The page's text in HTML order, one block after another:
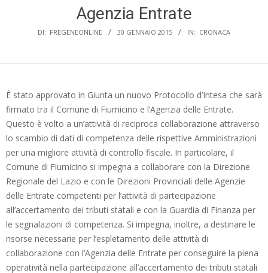
Agenzia Entrate
DI: FREGENEONLINE 30 GENNAIO 2015 IN: CRONACA
È stato approvato in Giunta un nuovo Protocollo d’Intesa che sarà
firmato tra il Comune di Fiumicino e l’Agenzia delle Entrate.
Questo è volto a un’attività di reciproca collaborazione attraverso
lo scambio di dati di competenza delle rispettive Amministrazioni
per una migliore attività di controllo fiscale. In particolare, il
Comune di Fiumicino si impegna a collaborare con la Direzione
Regionale del Lazio e con le Direzioni Provinciali delle Agenzie
delle Entrate competenti per l’attività di partecipazione
all’accertamento dei tributi statali e con la Guardia di Finanza per
le segnalazioni di competenza. Si impegna, inoltre, a destinare le
risorse necessarie per l’espletamento delle attività di
collaborazione con l’Agenzia delle Entrate per conseguire la piena
operatività nella partecipazione all’accertamento dei tributi statali